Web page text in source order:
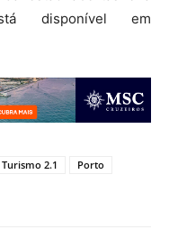
disponível em
2.1
Porto